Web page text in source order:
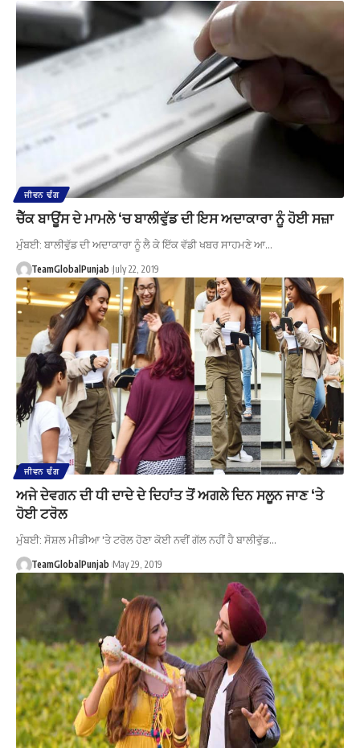
ਜੀਵਨ ਢੰਗ
ਚੈੱਕ ਬਾਊਂਸ ਦੇ ਮਾਮਲੇ ‘ਚ ਬਾਲੀਵੁੱਡ ਦੀ ਇਸ ਅਦਾਕਾਰਾ ਨੂੰ ਹੋਈ ਸਜ਼ਾ
ਮੁੰਬਈ: ਬਾਲੀਵੁੱਡ ਦੀ ਅਦਾਕਾਰਾ ਨੂੰ ਲੈ ਕੇ ਇੱਕ ਵੱਡੀ ਖਬਰ ਸਾਹਮਣੇ ਆ…
TeamGlobalPunjab July 22, 2019
ਜੀਵਨ ਢੰਗ
ਅਜੇ ਦੇਵਗਨ ਦੀ ਧੀ ਦਾਦੇ ਦੇ ਦਿਹਾਂਤ ਤੋਂ ਅਗਲੇ ਦਿਨ ਸਲੂਨ ਜਾਣ ‘ਤੇ
ਹੋਈ ਟਰੋਲ
ਮੁੰਬਈ: ਸੋਸ਼ਲ ਮੀਡੀਆ 'ਤੇ ਟਰੋਲ ਹੋਣਾ ਕੋਈ ਨਵੀਂ ਗੱਲ ਨਹੀਂ ਹੈ ਬਾਲੀਵੁੱਡ…
TeamGlobalPunjab May 29, 2019